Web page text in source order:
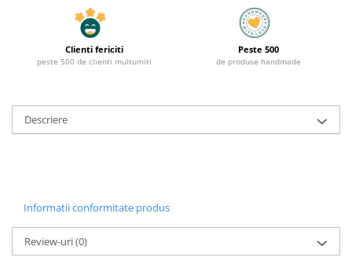
Clienti fericiti
peste 500 de clienti multumiti
Peste 500
de produse handmade
Descriere
Informatii conformitate produs
Review-uri(0)